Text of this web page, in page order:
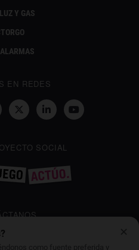
Y GAS
EN REDES
SOCIAL